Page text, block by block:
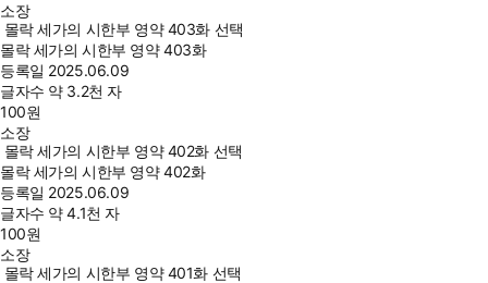
소장
몰락 세가의 시한부 영약 403화 선택
몰락 세가의 시한부 영약 403화
등록일 2025.06.09
글자수 약 3.2천 자
100원
소장
몰락 세가의 시한부 영약 402화 선택
몰락 세가의 시한부 영약 402화
등록일 2025.06.09
글자수 약 4.1천 자
100원
소장
몰락 세가의 시한부 영약 401화 선택